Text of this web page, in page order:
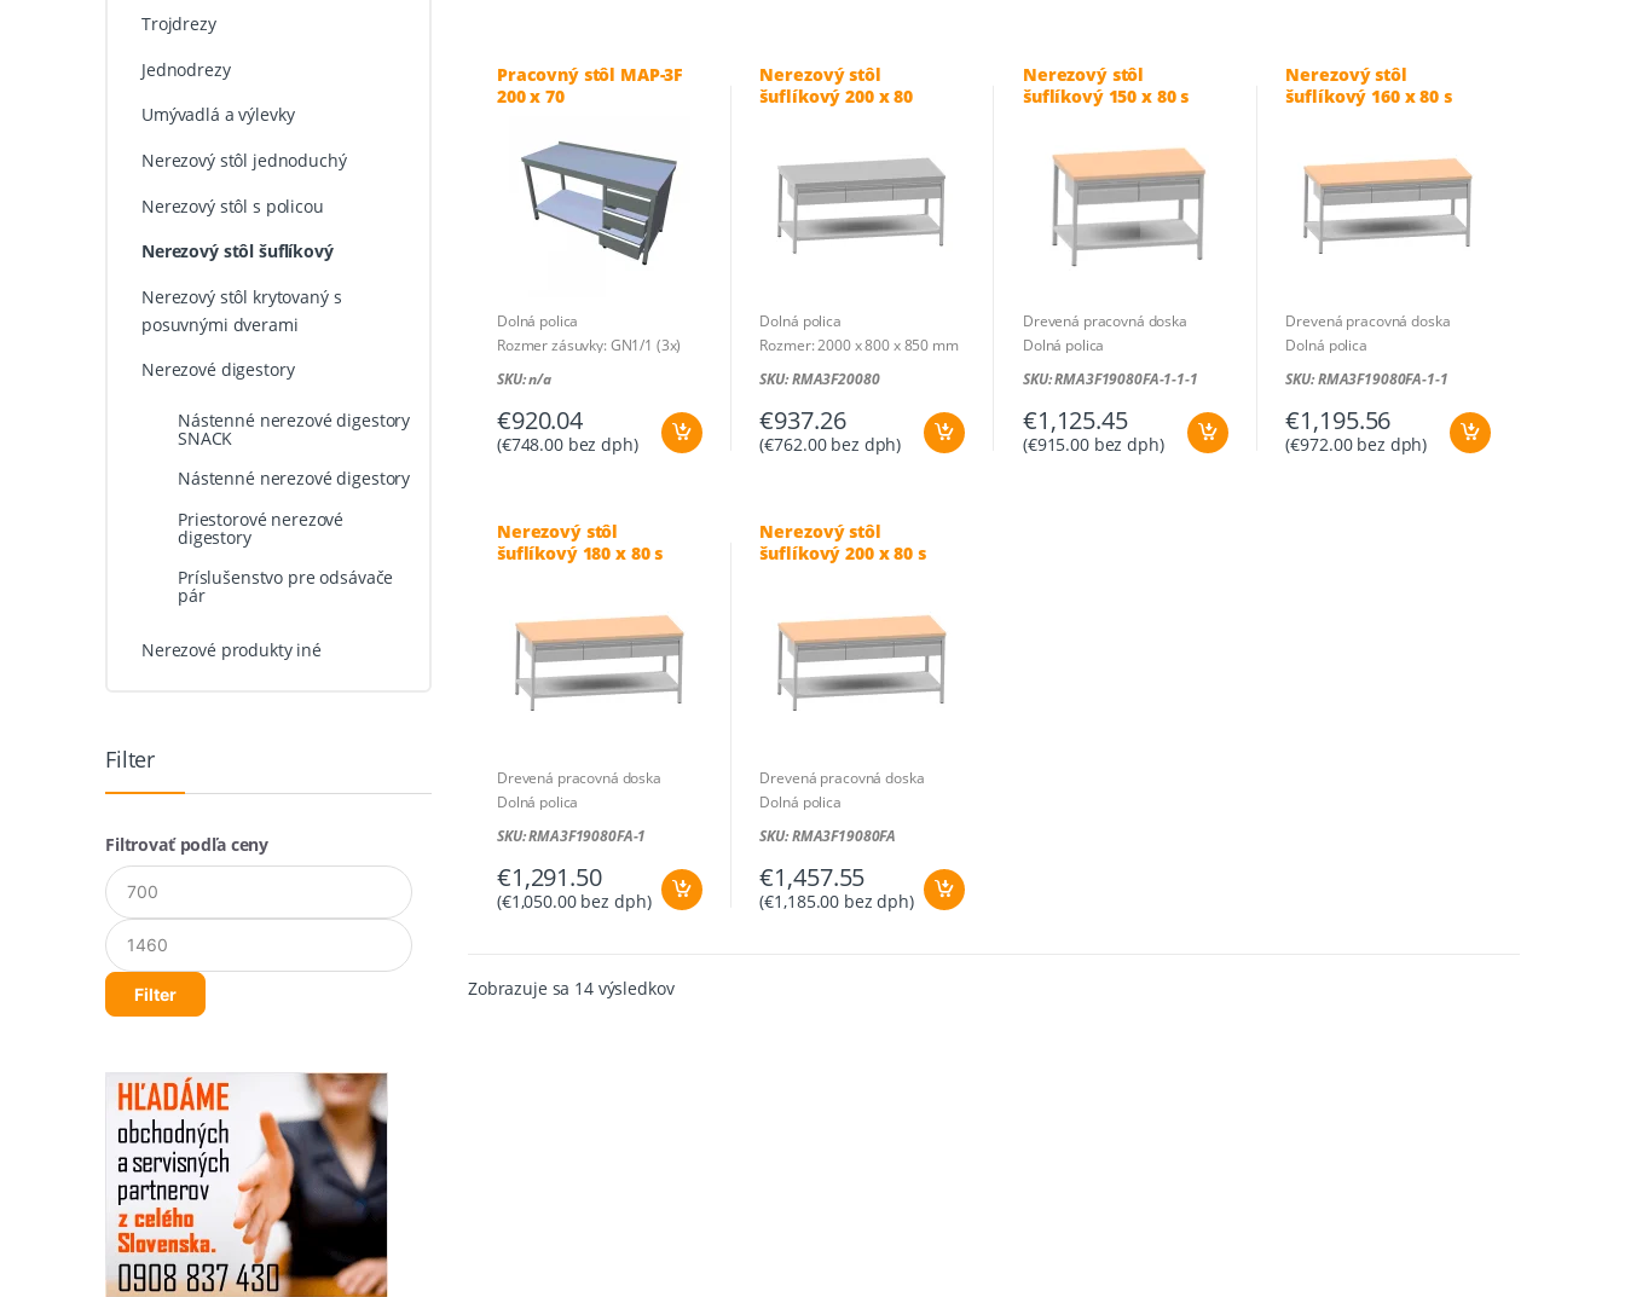
Pracovný stôl MAP-3F
200 x 70
Dolná polica
Rozmer zásuvky: GN1/1 (3x)
Rozmer: 2000 x 700 x 850 mm
SKU: n/a
€920.04
(€748.00bez dph)
Nerezový stôl
šuflíkový 200 x 80
Dolná polica
Rozmer: 2000 x 800 x 850 mm
SKU: RMA3F20080
€937.26
(€762.00bez dph)
Nerezový stôl
šuflíkový 150 x 80 s
Drevená pracovná doska
Dolná polica
Rozmer: 1500 x 800 x 850 mm
SKU: RMA3F19080FA-1-1-1
€1,125.45
(€915.00bez dph)
Nerezový stôl
šuflíkový 160 x 80 s
Drevená pracovná doska
Dolná polica
Rozmer: 1600 x 800 x 850 mm
SKU: RMA3F19080FA-1-1
€1,195.56
(€972.00bez dph)
Nerezový stôl
šuflíkový 180 x 80 s
Drevená pracovná doska
Dolná polica
Rozmer: 1800 x 800 x 850 mm
SKU: RMA3F19080FA-1
€1,291.50
(€1,050.00bez dph)
Nerezový stôl
šuflíkový 200 x 80 s
Drevená pracovná doska
Dolná polica
Rozmer: 2000 x 800 x 850 mm
SKU: RMA3F19080FA
€1,457.55
(€1,185.00 bez dph)
Zobrazuje sa 14 výsledkovZoradené
Trojdrezy
Jednodrezy
Umývadlá a výlevky
Nerezový stôl jednoduchý
Nerezový stôl s policou
Nerezový stôl šuflíkový
Nerezový stôl krytovaný s
posuvnými dverami
Nerezové digestory
Nástenné nerezové digestory
SNACK
Nástenné nerezové digestory
Priestorové nerezové
digestory
Príslušenstvo pre odsávače
pár
Nerezové produkty iné
Filter
Filtrovať podľa ceny
Minimálna
cena
Maximálna
cena
Filter